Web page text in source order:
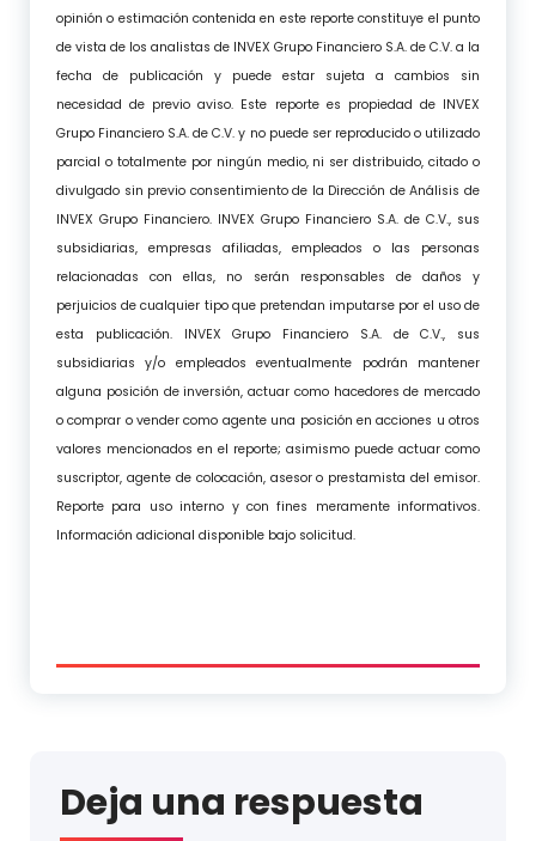
opinión o estimación contenida en este reporte constituye el punto
de vista de los analistas de INVEX Grupo Financiero S.A. de C.V. a la
fecha de publicación y puede estar sujeta a cambios sin
necesidad de previo aviso. Este reporte es propiedad de INVEX
Grupo Financiero S.A. de C.V. y no puede ser reproducido o utilizado
parcial o totalmente por ningún medio, ni ser distribuido, citado o
divulgado sin previo consentimiento de la Dirección de Análisis de
INVEX Grupo Financiero. INVEX Grupo Financiero S.A. de C.V., sus
subsidiarias, empresas afiliadas, empleados o las personas
relacionadas con ellas, no serán responsables de daños y
perjuicios de cualquier tipo que pretendan imputarse por el uso de
esta publicación. INVEX Grupo Financiero S.A. de C.V., sus
subsidiarias y/o empleados eventualmente podrán mantener
alguna posición de inversión, actuar como hacedores de mercado
o comprar o vender como agente una posición en acciones u otros
valores mencionados en el reporte; asimismo puede actuar como
suscriptor, agente de colocación, asesor o prestamista del emisor.
Reporte para uso interno y con fines meramente informativos.
Información adicional disponible bajo solicitud.
Deja una respuesta